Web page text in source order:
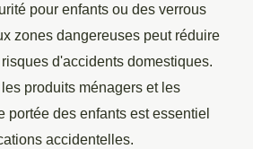
pour enfants ou des verrous
zones dangereuses peut réduire
d'accidents domestiques.
produits ménagers et les
portée des enfants est essentiel
accidentelles.